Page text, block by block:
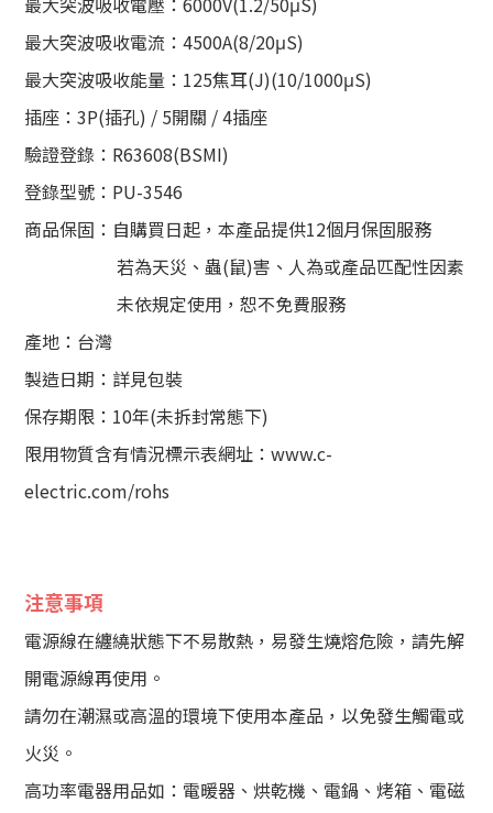
最大突波吸收電流：4500A(8/20μS)
最大突波吸收能量：125焦耳(J)(10/1000μS)
插座：3P(插孔) / 5開關 / 4插座
驗證登錄：R63608(BSMI)
登錄型號：PU-3546
商品保固：自購買日起，本產品提供12個月保固服務
若為天災、蟲(鼠)害、人為或產品匹配性因素
未依規定使用，恕不免費服務
產地：台灣
製造日期：詳見包裝
保存期限：10年(未拆封常態下)
限用物質含有情況標示表網址：www.c-
electric.com/rohs
注意事項
電源線在纏繞狀態下不易散熱，易發生燒熔危險，請先解
開電源線再使用。
請勿在潮濕或高溫的環境下使用本產品，以免發生觸電或
火災。
高功率電器用品如：電暖器、烘乾機、電鍋、烤箱、電磁